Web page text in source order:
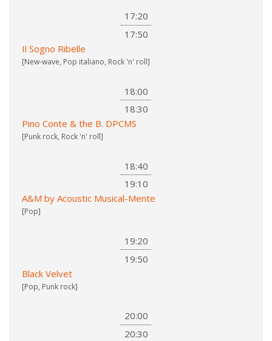
17:20
17:50
Il Sogno Ribelle
[New-wave, Pop italiano, Rock 'n' roll]
18:00
18:30
Pino Conte & the B. DPCMS
[Punk rock, Rock 'n' roll]
18:40
19:10
A&M by Acoustic Musical-Mente
[Pop]
19:20
19:50
Black Velvet
[Pop, Punk rock]
20:00
20:30